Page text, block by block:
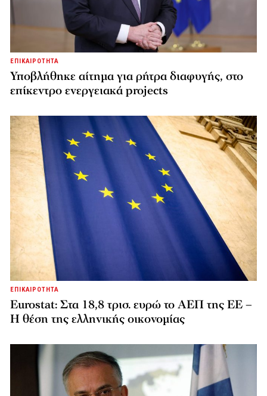
ΕΠΙΚΑΙΡΟΤΗΤΑ
Υποβλήθηκε αίτημα για ρήτρα διαφυγής, στο
επίκεντρο ενεργειακά projects
ΕΠΙΚΑΙΡΟΤΗΤΑ
Eurostat: Στα 18,8 τρισ. ευρώ το ΑΕΠ της ΕΕ –
Η θέση της ελληνικής οικονομίας